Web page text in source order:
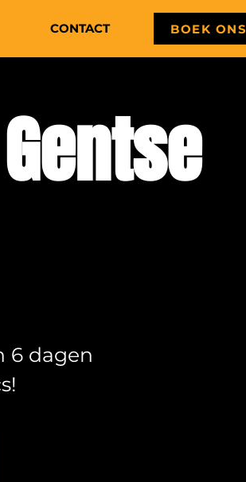
CONTACT BOEK ONS
6 dagen